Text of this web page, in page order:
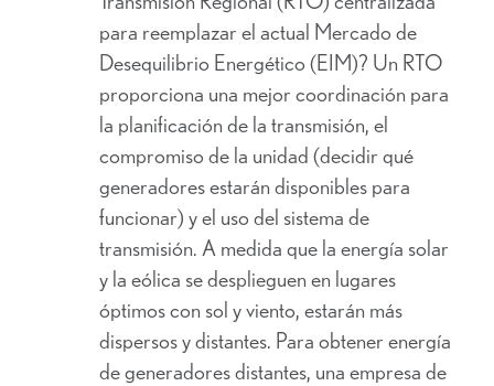
para reemplazar el actual Mercado de
Desequilibrio Energético (EIM)? Un RTO
proporciona una mejor coordinación para
la planificación de la transmisión, el
compromiso de la unidad (decidir qué
generadores estarán disponibles para
funcionar) y el uso del sistema de
transmisión. A medida que la energía solar
y la eólica se desplieguen en lugares
óptimos con sol y viento, estarán más
dispersos y distantes. Para obtener energía
de generadores distantes, una empresa de